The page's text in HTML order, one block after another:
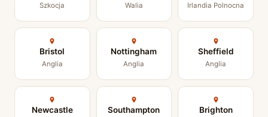
Szkocja Walia Irlandia Polnocna
Bristol
Anglia
Nottingham
Anglia
Sheffield
Anglia
Newcastle Southampton Brighton